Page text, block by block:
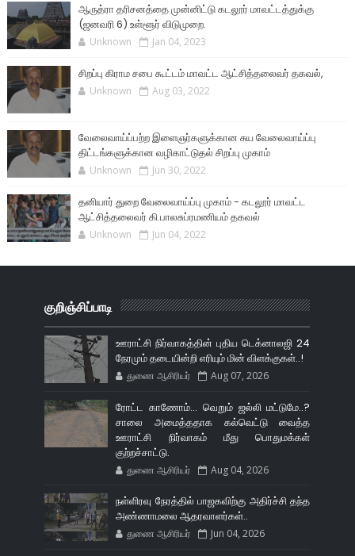
ஆருத்ரா தரிசனத்தை முன்னிட்டு கடலூர் மாவட்டத்துக்கு
(ஜனவரி 6) உள்ளூர் விடுமுறை.
Unknown Jan 04, 2023
சிறப்பு கிராம சபை கூட்டம் மாவட்ட ஆட்சித்தலைவர் தகவல்,
Unknown Aug 03, 2022
வேலைவாய்ப்பற்ற இளைஞர்களுக்கான சுய வேலைவாய்ப்பு
திட்டங்களுக்கான வழிகாட்டுதல் சிறப்பு முகாம்
Unknown Jun 30, 2022
தனியார் துறை வேலைவாய்ப்பு முகாம் - கடலூர் மாவட்ட
ஆட்சித்தலைவர் கி.பாலசுப்ரமணியம் தகவல்
Unknown Jun 04, 2022
குறிஞ்சிப்பாடி
ஊராட்சி நிர்வாகத்தின் புதிய டெக்னாலஜி 24
நேரமும் தடையின்றி எரியும் மின் விளக்குகள்..!
துணை ஆசிரியர் Aug 07, 2026
ரோட்ட காணோம்... வெறும் ஜல்லி மட்டுமே..?
சாலை அமைத்ததாக கல்வெட்டு வைத்த
ஊராட்சி நிர்வாகம் மீது பொதுமக்கள்
குற்றச்சாட்டு.
துணை ஆசிரியர் Aug 04, 2026
நள்ளிரவு நேரத்தில் பாஜகவிற்கு அதிர்ச்சி தந்த
அண்ணாமலை ஆதரவாளர்கள்..
துணை ஆசிரியர் Jun 04, 2026